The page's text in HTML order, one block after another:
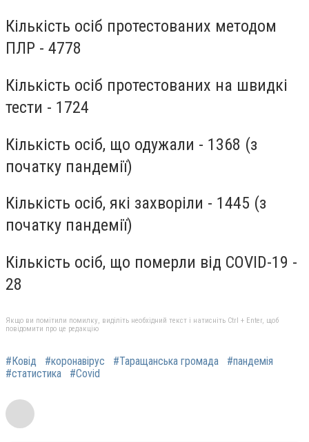
Кількість осіб протестованих методом
ПЛР - 4778
Кількість осіб протестованих на швидкі
тести - 1724
Кількість осіб, що одужали - 1368 (з
початку пандемії)
Кількість осіб, які захворіли - 1445 (з
початку пандемії)
Кількість осіб, що померли від COVID-19 -
28
Якщо ви помітили помилку, виділіть необхідний текст і натисніть Ctrl + Enter, щоб
повідомити про це редакцію
#Ковід #коронавірус #Таращанська громада
#пандемія
#статистика
#Covid